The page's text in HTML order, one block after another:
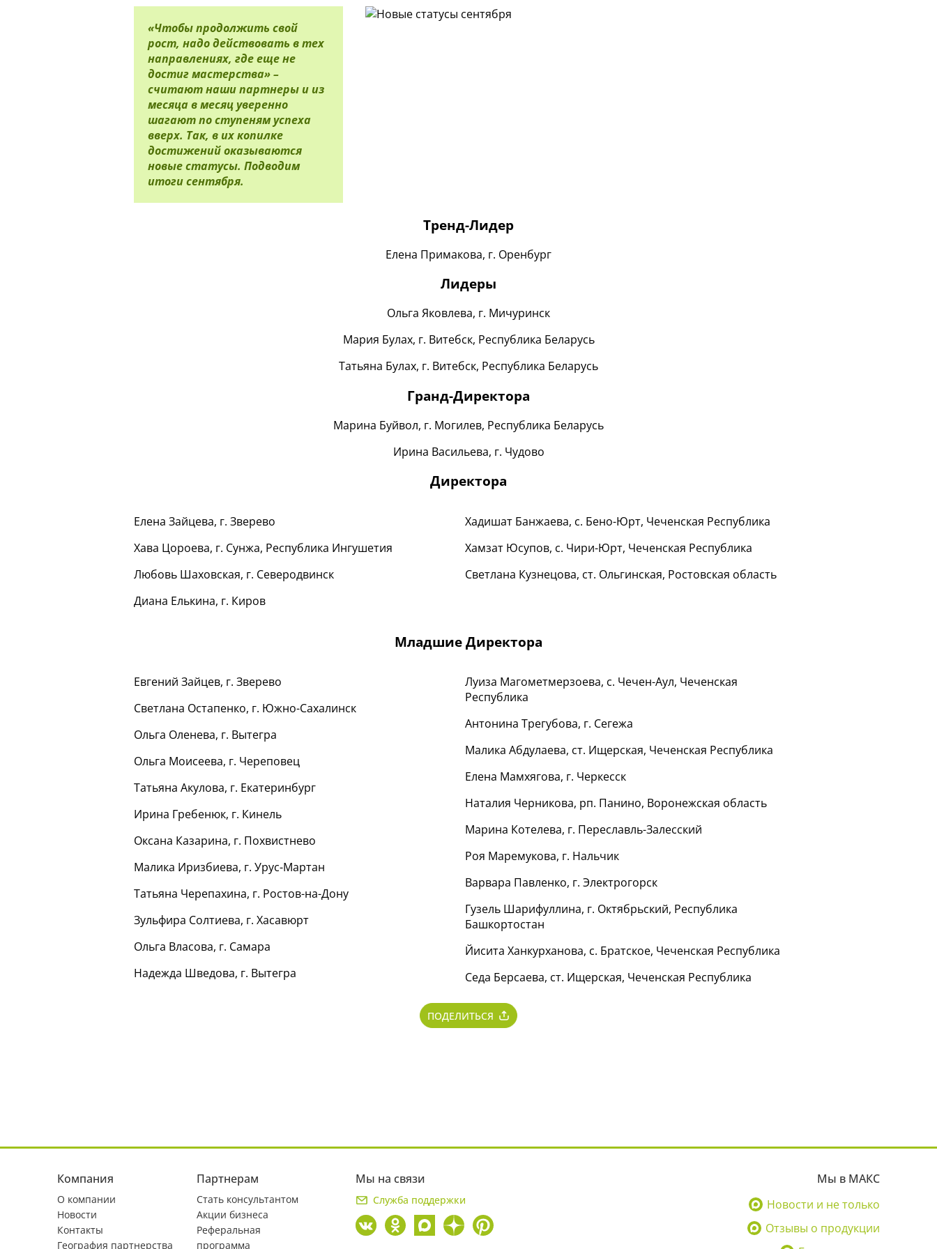
«Чтобы продолжить свой
рост, надо действовать в тех
направлениях, где еще не
достиг мастерства» –
считают наши партнеры и из
месяца в месяц уверенно
шагают по ступеням успеха
вверх. Так, в их копилке
достижений оказываются
новые статусы. Подводим
итоги сентября.
Тренд-Лидер
Елена Примакова, г. Оренбург
Лидеры
Ольга Яковлева, г. Мичуринск
Мария Булах, г. Витебск, Республика Беларусь
Татьяна Булах, г. Витебск, Республика Беларусь
Гранд-Директора
Марина Буйвол, г. Могилев, Республика Беларусь
Ирина Васильева, г. Чудово
Директора
Елена Зайцева, г. Зверево
Хава Цороева, г. Сунжа, Республика Ингушетия
Любовь Шаховская, г. Северодвинск
Диана Елькина, г. Киров
Хадишат Банжаева, с. Бено-Юрт, Чеченская Республика
Хамзат Юсупов, с. Чири-Юрт, Чеченская Республика
Светлана Кузнецова, ст. Ольгинская, Ростовская область
Младшие Директора
Евгений Зайцев, г. Зверево
Светлана Остапенко, г. Южно-Сахалинск
Ольга Оленева, г. Вытегра
Ольга Моисеева, г. Череповец
Татьяна Акулова, г. Екатеринбург
Ирина Гребенюк, г. Кинель
Оксана Казарина, г. Похвистнево
Малика Иризбиева, г. Урус-Мартан
Татьяна Черепахина, г. Ростов-на-Дону
Зульфира Солтиева, г. Хасавюрт
Ольга Власова, г. Самара
Надежда Шведова, г. Вытегра
Луиза Магометмерзоева, с. Чечен-Аул, Чеченская
Республика
Антонина Трегубова, г. Сегежа
Малика Абдулаева, ст. Ищерская, Чеченская Республика
Елена Мамхягова, г. Черкесск
Наталия Черникова, рп. Панино, Воронежская область
Марина Котелева, г. Переславль-Залесский
Роя Маремукова, г. Нальчик
Варвара Павленко, г. Электрогорск
Гузель Шарифуллина, г. Октябрьский, Республика
Башкортостан
Йисита Ханкурханова, с. Братское, Чеченская Республика
Седа Берсаева, ст. Ищерская, Чеченская Республика
ПОДЕЛИТЬСЯ
Компания
О компании
Новости
Контакты
География партнерства
Партнерам
Стать консультантом
Акции бизнеса
Реферальная
программа
Мы на связи
Служба поддержки
Мы в МАКС
Новости и не только
Отзывы о продукции